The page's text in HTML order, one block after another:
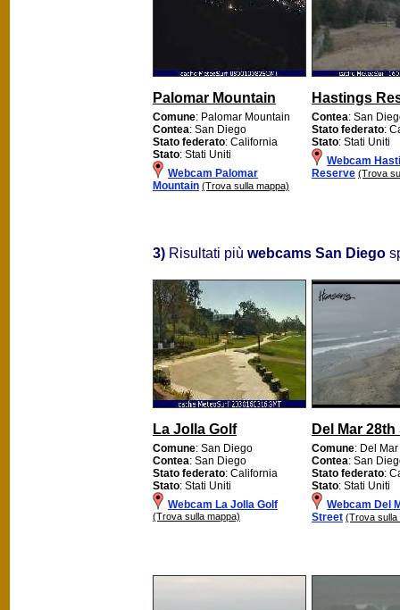
Palomar Mountain
Comune: Palomar Mountain
Contea: San Diego
Stato federato: California
Stato: Stati Uniti
Webcam Palomar
Mountain (Trova sulla mappa)
Hastings
Contea: San
Stato federato:
Stato: Stati Uniti
Webcam
Reserve (Trova
3) Risultati più webcams San Diego
La Jolla Golf
Comune: San Diego
Contea: San Diego
Stato federato: California
Stato: Stati Uniti
Webcam La Jolla Golf
(Trova sulla mappa)
Del Mar
Comune: Del Mar
Contea: San
Stato federato:
Stato: Stati Uniti
Webcam Del
Street (Trova sulla